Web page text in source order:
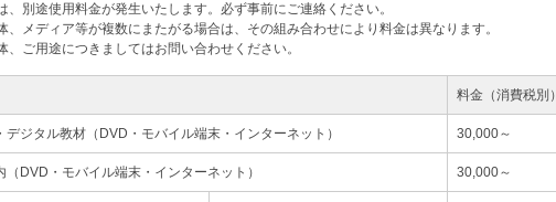
、別途使用料金が発生いたします。必ず事前にご連絡ください。
、メディア等が複数にまたがる場合は、その組み合わせにより料金は異なります。
、ご用途につきましてはお問い合わせください。
料金（消費税別）
デジタル教材（DVD・モバイル端末・インターネット） 30,000～
DVD・モバイル端末・インターネット） 30,000～